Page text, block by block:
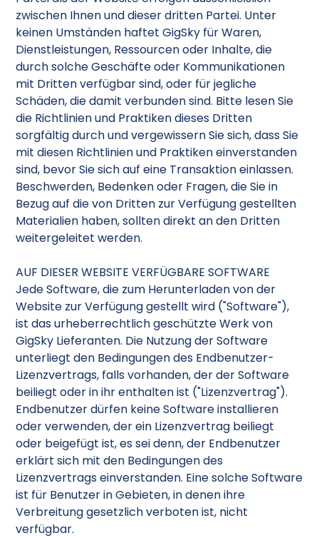
zwischen Ihnen und dieser dritten Partei. Unter
keinen Umständen haftet GigSky für Waren,
Dienstleistungen, Ressourcen oder Inhalte, die
durch solche Geschäfte oder Kommunikationen
mit Dritten verfügbar sind, oder für jegliche
Schäden, die damit verbunden sind. Bitte lesen Sie
die Richtlinien und Praktiken dieses Dritten
sorgfältig durch und vergewissern Sie sich, dass Sie
mit diesen Richtlinien und Praktiken einverstanden
sind, bevor Sie sich auf eine Transaktion einlassen.
Beschwerden, Bedenken oder Fragen, die Sie in
Bezug auf die von Dritten zur Verfügung gestellten
Materialien haben, sollten direkt an den Dritten
weitergeleitet werden.
AUF DIESER WEBSITE VERFÜGBARE SOFTWARE
Jede Software, die zum Herunterladen von der
Website zur Verfügung gestellt wird ("Software"),
ist das urheberrechtlich geschützte Werk von
GigSky Lieferanten. Die Nutzung der Software
unterliegt den Bedingungen des Endbenutzer-
Lizenzvertrags, falls vorhanden, der der Software
beiliegt oder in ihr enthalten ist ("Lizenzvertrag").
Endbenutzer dürfen keine Software installieren
oder verwenden, der ein Lizenzvertrag beiliegt
oder beigefügt ist, es sei denn, der Endbenutzer
erklärt sich mit den Bedingungen des
Lizenzvertrags einverstanden. Eine solche Software
ist für Benutzer in Gebieten, in denen ihre
Verbreitung gesetzlich verboten ist, nicht
verfügbar.